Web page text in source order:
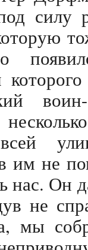
силу
воин-
им не
нас. Он
не
мы